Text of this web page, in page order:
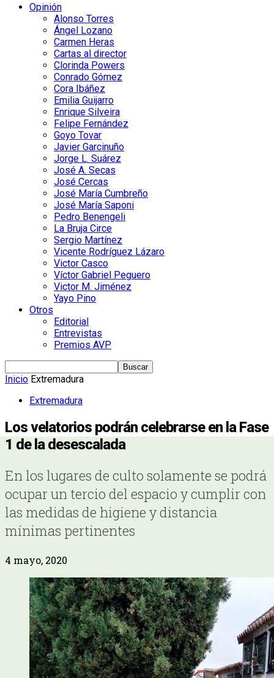
Opinión
Alonso Torres
Ángel Lozano
Carmen Heras
Cartas al director
Clorinda Powers
Conrado Gómez
Cora Ibáñez
Emilia Guijarro
Enrique Silveira
Felipe Fernández
Goyo Tovar
Javier Garcinuño
Jorge L. Suárez
José A. Secas
José Cercas
José María Cumbreño
José María Saponi
Pedro Benengeli
La Bruja Circe
Sergio Martínez
Vicente Rodríguez Lázaro
Victor Casco
Víctor Gabriel Peguero
Victor M. Jiménez
Yayo Pino
Otros
Editorial
Entrevistas
Premios AVP
Inicio Extremadura
Extremadura
Los velatorios podrán celebrarse en la Fase
1 de la desescalada
En los lugares de culto solamente se podrá
ocupar un tercio del espacio y cumplir con
las medidas de higiene y distancia
mínimas pertinentes
4 mayo, 2020